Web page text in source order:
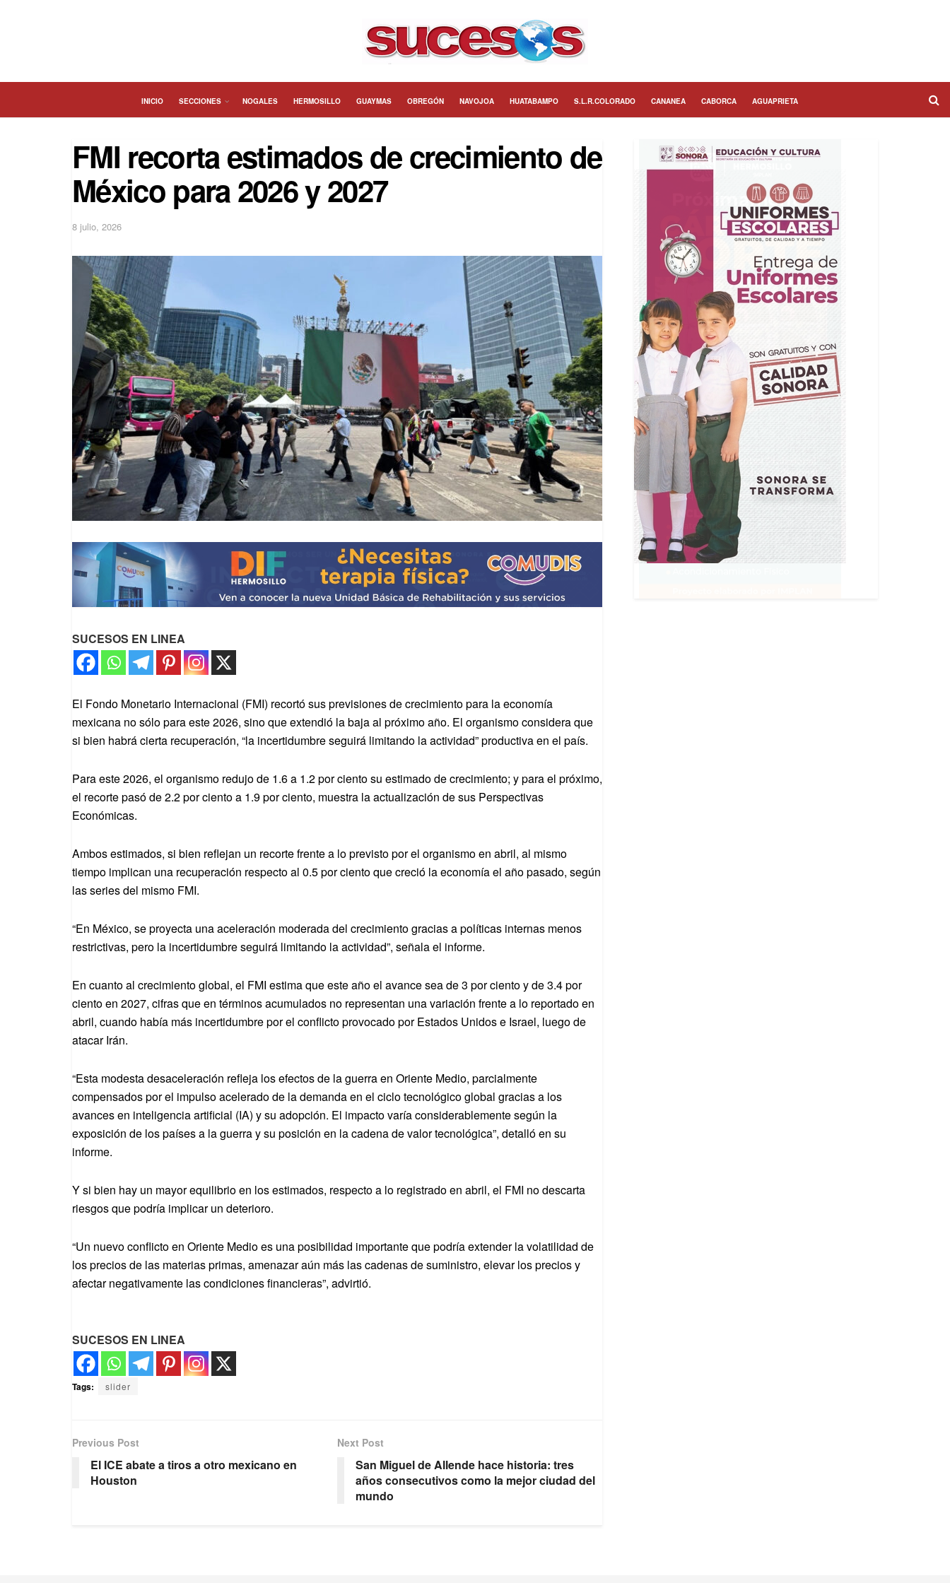
INICIO SECCIONES NOGALES HERMOSILLO GUAYMAS OBREGÓN NAVOJOA HUATABAMPO S.L.R.COLORADO CANANEA CABORCA AGUAPRIETA
FMI recorta estimados de crecimiento de
México para 2026 y 2027
8 julio, 2026
SUCESOS EN LINEA
El Fondo Monetario Internacional (FMI) recortó sus previsiones de crecimiento para la economía
mexicana no sólo para este 2026, sino que extendió la baja al próximo año. El organismo considera que
si bien habrá cierta recuperación, “la incertidumbre seguirá limitando la actividad” productiva en el país.
Para este 2026, el organismo redujo de 1.6 a 1.2 por ciento su estimado de crecimiento; y para el próximo,
el recorte pasó de 2.2 por ciento a 1.9 por ciento, muestra la actualización de sus Perspectivas
Económicas.
Ambos estimados, si bien reflejan un recorte frente a lo previsto por el organismo en abril, al mismo
tiempo implican una recuperación respecto al 0.5 por ciento que creció la economía el año pasado, según
las series del mismo FMI.
“En México, se proyecta una aceleración moderada del crecimiento gracias a políticas internas menos
restrictivas, pero la incertidumbre seguirá limitando la actividad”, señala el informe.
En cuanto al crecimiento global, el FMI estima que este año el avance sea de 3 por ciento y de 3.4 por
ciento en 2027, cifras que en términos acumulados no representan una variación frente a lo reportado en
abril, cuando había más incertidumbre por el conflicto provocado por Estados Unidos e Israel, luego de
atacar Irán.
“Esta modesta desaceleración refleja los efectos de la guerra en Oriente Medio, parcialmente
compensados por el impulso acelerado de la demanda en el ciclo tecnológico global gracias a los
avances en inteligencia artificial (IA) y su adopción. El impacto varía considerablemente según la
exposición de los países a la guerra y su posición en la cadena de valor tecnológica”, detalló en su
informe.
Y si bien hay un mayor equilibrio en los estimados, respecto a lo registrado en abril, el FMI no descarta
riesgos que podría implicar un deterioro.
“Un nuevo conflicto en Oriente Medio es una posibilidad importante que podría extender la volatilidad de
los precios de las materias primas, amenazar aún más las cadenas de suministro, elevar los precios y
afectar negativamente las condiciones financieras”, advirtió.
SUCESOS EN LINEA
Tags: slider
Previous Post
El ICE abate a tiros a otro mexicano en
Houston
Next Post
San Miguel de Allende hace historia: tres
años consecutivos como la mejor ciudad del
mundo